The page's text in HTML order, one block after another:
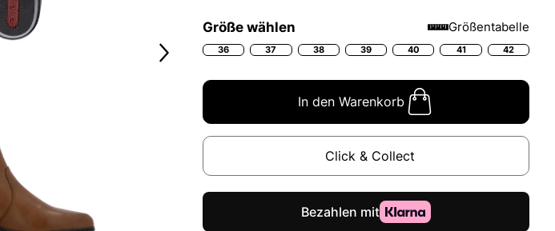
Größe wählen Größentabelle
36 37 38 39 40 41 42
In den Warenkorb
Click & Collect